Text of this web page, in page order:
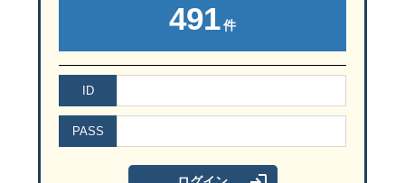
大きな吹抜けから自然光がたっぷり降り注ぐリビング
2階マルチスペースにも陽光がそそぎ心地良い空間に
491件
ID
PASS